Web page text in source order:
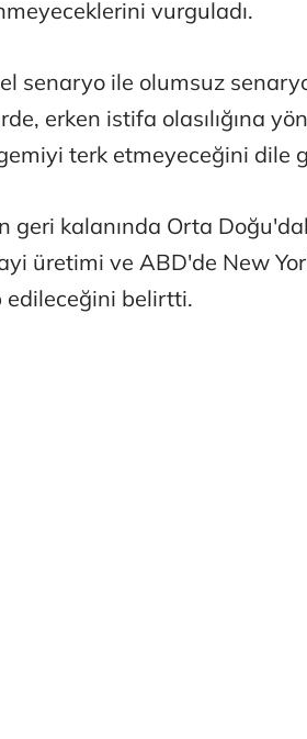
vurguladı.
senaryo ile olumsuz
erken istifa olasılığına
terk etmeyeceğini dile
geri kalanında Orta
üretimi ve ABD'de New
edileceğini belirtti.